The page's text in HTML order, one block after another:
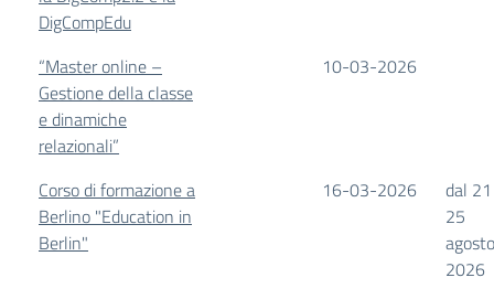
DigCompEdu
“Master online –
Gestione della classe
e dinamiche
relazionali”
10-03-2026
Corso di formazione a
Berlino "Education in
Berlin"
16-03-2026
dal
25
agosto
2026